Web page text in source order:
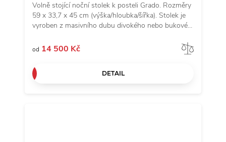
Volně stojící noční stolek k posteli Grado. Rozměry
59 x 33,7 x 45 cm (výška/hloubka/šířka). Stolek je
vyroben z masivního dubu divokého nebo bukové
odlišuje podle kaskádovitého tvaru, který navazuje
na čelo postele Grado a spolu tak tvoří designový a
funkční celek.
od 14 500 Kč
DETAIL